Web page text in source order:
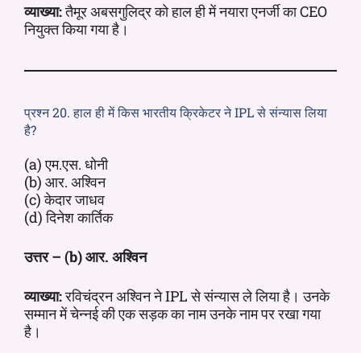
व्याख्या:तैमूर अबसगुलिद्र को हाल ही में नयारा एनर्जी का CEO
नियुक्त किया गया है।
प्रश्न 20. हाल ही में किस भारतीय क्रिकेटर ने IPL से संन्यास लिया
है?
(a) एम.एस. धोनी
(b) आर. अश्विन
(c) केदार जाधव
(d) दिनेश कार्तिक
उत्तर – (b) आर. अश्विन
व्याख्या:रविचंद्रन अश्विन ने IPL से संन्यास ले लिया है। उनके
सम्मान में चेन्नई की एक सड़क का नाम उनके नाम पर रखा गया
है।